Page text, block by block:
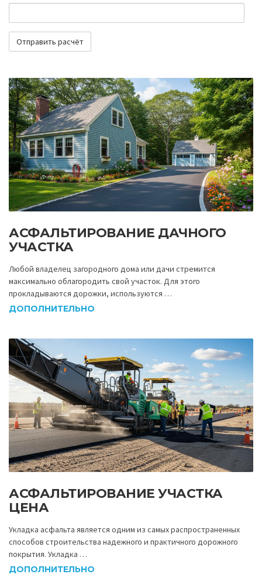
АСФАЛЬТИРОВАНИЕ ДАЧНОГО
УЧАСТКА
Любой владелец загородного дома или дачи стремится
максимально облагородить свой участок. Для этого
прокладываются дорожки, используются …
ДОПОЛНИТЕЛЬНО
АСФАЛЬТИРОВАНИЕ УЧАСТКА
ЦЕНА
Укладка асфальта является одним из самых распространенных
способов строительства надежного и практичного дорожного
покрытия. Укладка …
ДОПОЛНИТЕЛЬНО